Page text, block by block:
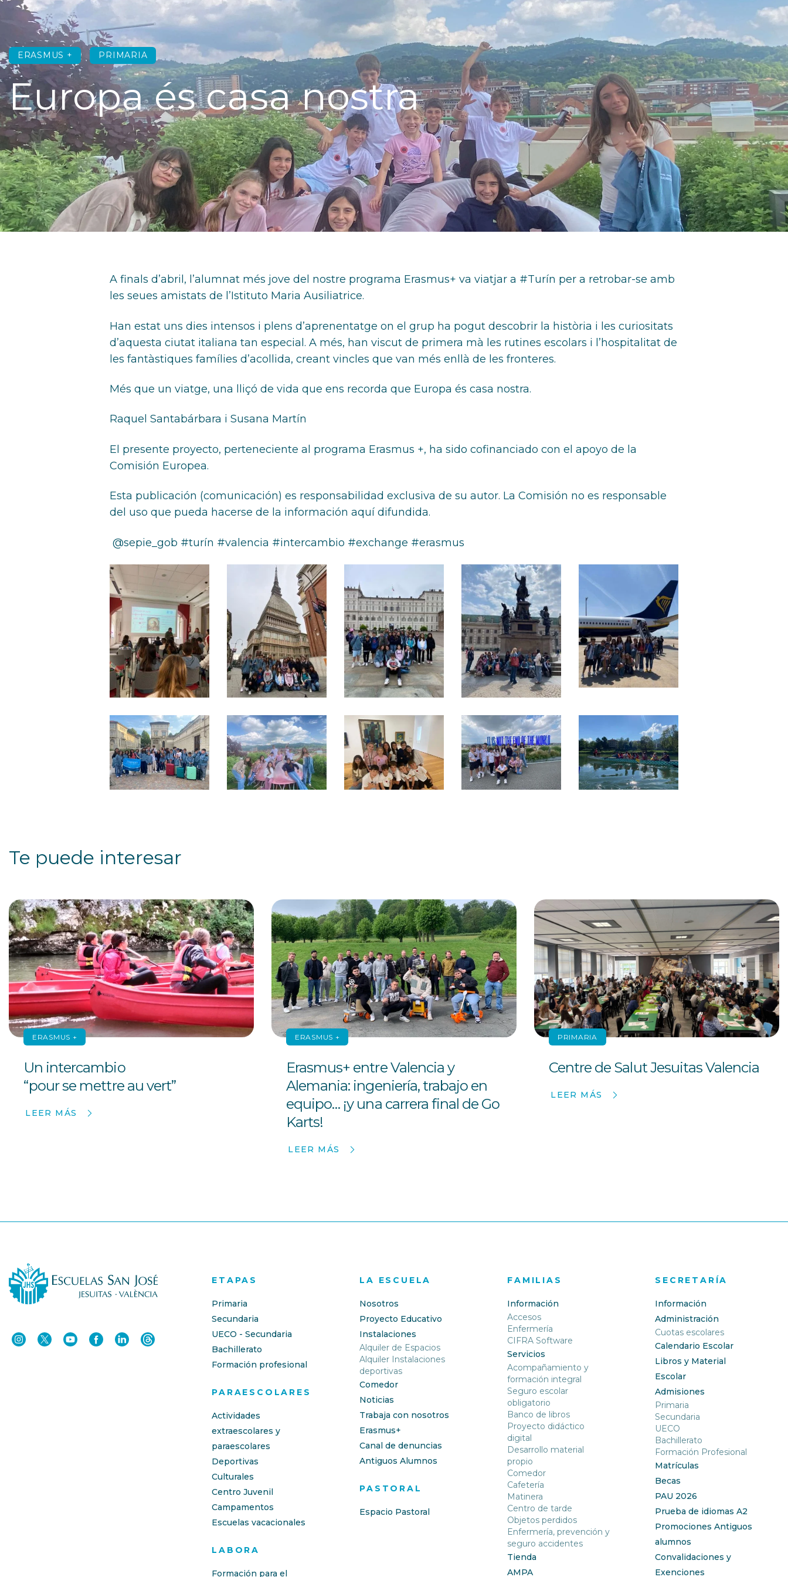
ERASMUS + PRIMARIA
Europa és casa nostra
A finals d’abril, l’alumnat més jove del nostre programa Erasmus+ va viatjar a #Turín per a retrobar-se amb
les seues amistats de l’Istituto Maria Ausiliatrice.
Han estat uns dies intensos i plens d’aprenentatge on el grup ha pogut descobrir la història i les curiositats
d’aquesta ciutat italiana tan especial. A més, han viscut de primera mà les rutines escolars i l’hospitalitat de
les fantàstiques famílies d’acollida, creant vincles que van més enllà de les fronteres.
Més que un viatge, una lliçó de vida que ens recorda que Europa és casa nostra.
Raquel Santabárbara i Susana Martín
El presente proyecto, perteneciente al programa Erasmus +, ha sido cofinanciado con el apoyo de la
Comisión Europea.
Esta publicación (comunicación) es responsabilidad exclusiva de su autor. La Comisión no es responsable
del uso que pueda hacerse de la información aquí difundida.
@sepie_gob #turín #valencia #intercambio #exchange #erasmus
Te puede interesar
ERASMUS +
Un intercambio
“pour se mettre au vert”
LEER MÁS
ERASMUS +
Erasmus+ entre Valencia y
Alemania: ingeniería, trabajo en
equipo… ¡y una carrera final de Go
Karts!
LEER MÁS
PRIMARIA
Centre de Salut Jesuitas Valencia
LEER MÁS
ETAPAS
Primaria
Secundaria
UECO - Secundaria
Bachillerato
Formación profesional
PARAESCOLARES
Actividades
extraescolares y
paraescolares
Deportivas
Culturales
Centro Juvenil
Campamentos
Escuelas vacacionales
LABORA
Formación para el
LA ESCUELA
Nosotros
Proyecto Educativo
Instalaciones
Alquiler de Espacios
Alquiler Instalaciones
deportivas
Comedor
Noticias
Trabaja con nosotros
Erasmus+
Canal de denuncias
Antiguos Alumnos
PASTORAL
Espacio Pastoral
FAMILIAS
Información
Accesos
Enfermería
CIFRA Software
Servicios
Acompañamiento y
formación integral
Seguro escolar
obligatorio
Banco de libros
Proyecto didáctico
digital
Desarrollo material
propio
Comedor
Cafetería
Matinera
Centro de tarde
Objetos perdidos
Enfermería, prevención y
seguro accidentes
Tienda
AMPA
SECRETARÍA
Información
Administración
Cuotas escolares
Calendario Escolar
Libros y Material
Escolar
Admisiones
Primaria
Secundaria
UECO
Bachillerato
Formación Profesional
Matrículas
Becas
PAU 2026
Prueba de idiomas A2
Promociones Antiguos
alumnos
Convalidaciones y
Exenciones